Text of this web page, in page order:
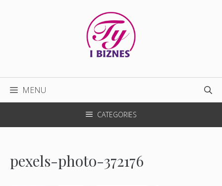
MENU
CATEGORIES
pexels-photo-372176